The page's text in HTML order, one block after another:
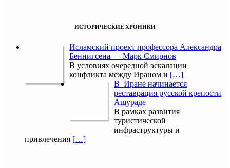
ИСТОРИЧЕСКИЕ ХРОНИКИ
Исламский проект профессора Александра
Беннигсена — Марк Смирнов
В условиях очередной эскалации
конфликта между Ираном и […]
В Иране начинается
реставрация русской крепости
Ашураде
В рамках развития
туристической
инфраструктуры и
привлечения […]